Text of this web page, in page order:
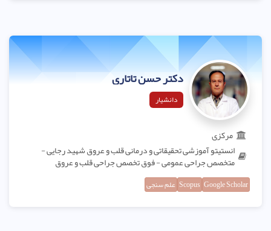
دکتر حسن تاتاری
دانشیار
مرکزی
انستیتو آموزشی تحقیقاتی و درمانی قلب و عروق شهید رجایی -
متخصص جراحی عمومی - فوق تخصص جراحی قلب و عروق
Google Scholar
Scopus علم سنجی